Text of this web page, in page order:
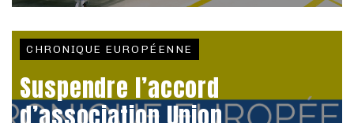
CHRONIQUE EUROPÉENNE
Suspendre l’accord